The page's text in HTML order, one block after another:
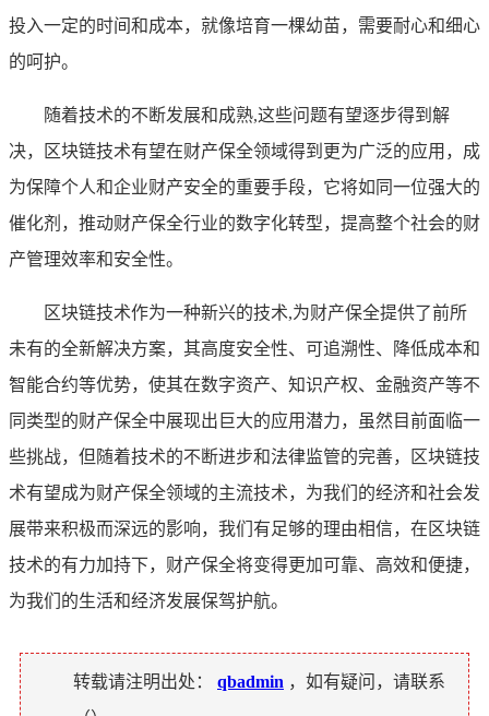
投入一定的时间和成本，就像培育一棵幼苗，需要耐心和细心
的呵护。
随着技术的不断发展和成熟,这些问题有望逐步得到解
决，区块链技术有望在财产保全领域得到更为广泛的应用，成
为保障个人和企业财产安全的重要手段，它将如同一位强大的
催化剂，推动财产保全行业的数字化转型，提高整个社会的财
产管理效率和安全性。
区块链技术作为一种新兴的技术,为财产保全提供了前所
未有的全新解决方案，其高度安全性、可追溯性、降低成本和
智能合约等优势，使其在数字资产、知识产权、金融资产等不
同类型的财产保全中展现出巨大的应用潜力，虽然目前面临一
些挑战，但随着技术的不断进步和法律监管的完善，区块链技
术有望成为财产保全领域的主流技术，为我们的经济和社会发
展带来积极而深远的影响，我们有足够的理由相信，在区块链
技术的有力加持下，财产保全将变得更加可靠、高效和便捷，
为我们的生活和经济发展保驾护航。
转载请注明出处： qbadmin ，如有疑问，请联系